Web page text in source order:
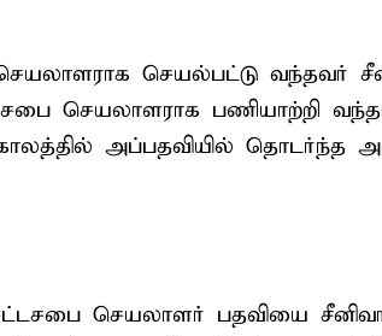
செயல்பட்டு வந்தவர்
செயலாளராக பணியாற்றி
அப்பதவியில் தொடர்ந்த
செயலாளர் பதவியை